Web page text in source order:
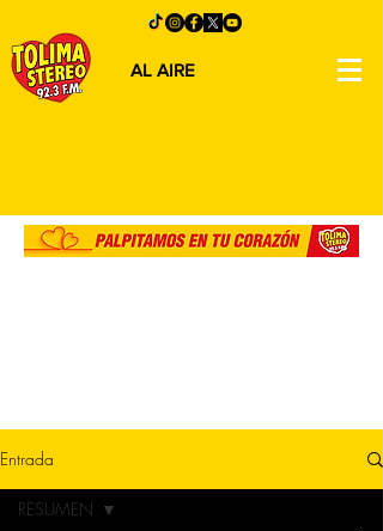
AL AIRE
Entrada
RESUMEN